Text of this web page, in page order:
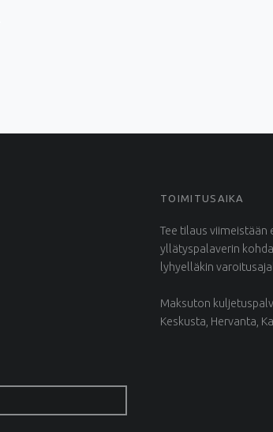
TOIMITUSAIKA
Tee tilaus viimeistään
yllätyspalaverin
lyhyelläkin
Maksuton
Keskusta, Hervanta,